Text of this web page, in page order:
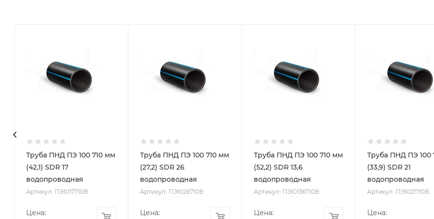
Труба ПНД ПЭ 100 710 мм
(42,1) SDR 17
водопроводная
Артикул: ПЭ1017710В
Цена:
Труба ПНД ПЭ 100 710 мм
(27,2) SDR 26
водопроводная
Артикул: ПЭ1026710В
Цена:
Труба ПНД ПЭ 100 710 мм
(52,2) SDR 13,6
водопроводная
Артикул: ПЭ10136710В
Цена:
Труба ПНД ПЭ 100
(33,9) SDR 21
водопроводная
Артикул: ПЭ1021710В
Цена: